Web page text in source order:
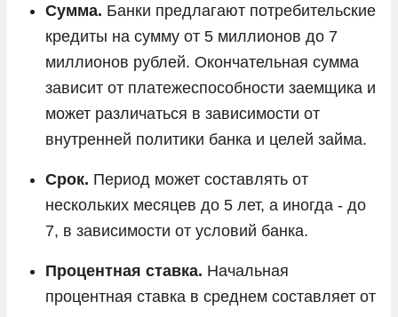
Сумма. Банки предлагают потребительские
кредиты на сумму от 5 миллионов до 7
миллионов рублей. Окончательная сумма
зависит от платежеспособности заемщика и
может различаться в зависимости от
внутренней политики банка и целей займа.
Срок. Период может составлять от
нескольких месяцев до 5 лет, а иногда - до
7, в зависимости от условий банка.
Процентная ставка. Начальная
процентная ставка в среднем составляет от